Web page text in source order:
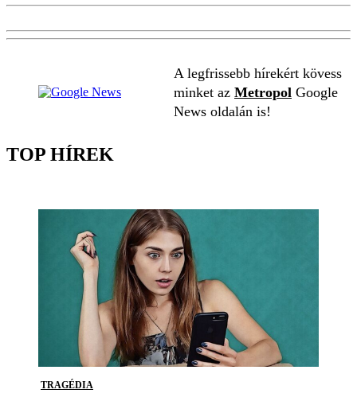
A legfrissebb hírekért kövess
minket az Metropol Google
News oldalán is!
TOP HÍREK
TRAGÉDIA